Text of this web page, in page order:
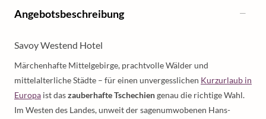
Angebotsbeschreibung
Savoy Westend Hotel
Märchenhafte Mittelgebirge, prachtvolle Wälder und
mittelalterliche Städte – für einen unvergesslichen Kurzurlaub in
Europa ist daszauberhafte Tschechiengenau die richtige Wahl.
Im Westen des Landes, unweit der sagenumwobenen Hans-